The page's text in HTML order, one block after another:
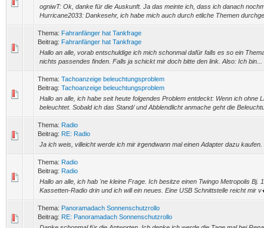
ogniwT: Ok, danke für die Auskunft. Ja das meinte ich, dass ich danach
Hurricane2033: Dankesehr, ich habe mich auch durch etliche Themen
Thema: Fahranfänger hat Tankfrage
Beitrag: Fahranfänger hat Tankfrage
Hallo an alle, vorab entschuldige ich mich schonmal dafür falls es so ein
nichts passendes finden. Falls ja schickt mir doch bitte den link. Also: Ich bin...
Thema: Tachoanzeige beleuchtungsproblem
Beitrag: Tachoanzeige beleuchtungsproblem
Hallo an alle, ich habe seit heute folgendes Problem entdeckt: Wenn ich ohne
beleuchtet. Sobald ich das Stand/ und Abblendlicht anmache geht die
Thema: Radio
Beitrag: RE: Radio
Ja ich weis, villeicht werde ich mir irgendwann mal einen Adapter dazu
Thema: Radio
Beitrag: Radio
Hallo an alle, ich hab 'ne kleine Frage. Ich besitze einen Twingo Metropolis Bj.
Kassetten-Radio drin und ich will ein neues. Eine USB Schnittstelle reicht mir
Thema: Panoramadach Sonnenschutzrollo
Beitrag: RE: Panoramadach Sonnenschutzrollo